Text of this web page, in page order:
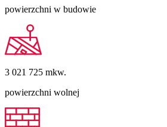
powierzchni w budowie
3 021 725 mkw.
powierzchni wolnej